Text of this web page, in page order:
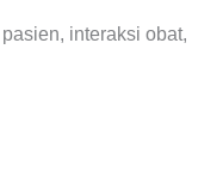
interaksi obat,